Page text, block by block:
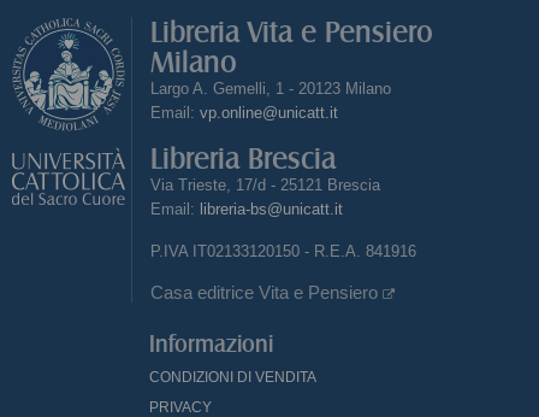
Libreria Vita e Pensiero
Milano
Largo A. Gemelli, 1 - 20123 Milano
Email: vp.online@unicatt.it
Libreria Brescia
Via Trieste, 17/d - 25121 Brescia
Email: libreria-bs@unicatt.it
P.IVA IT02133120150 - R.E.A. 841916
Casa editrice Vita e Pensiero
Informazioni
CONDIZIONI DI VENDITA
PRIVACY